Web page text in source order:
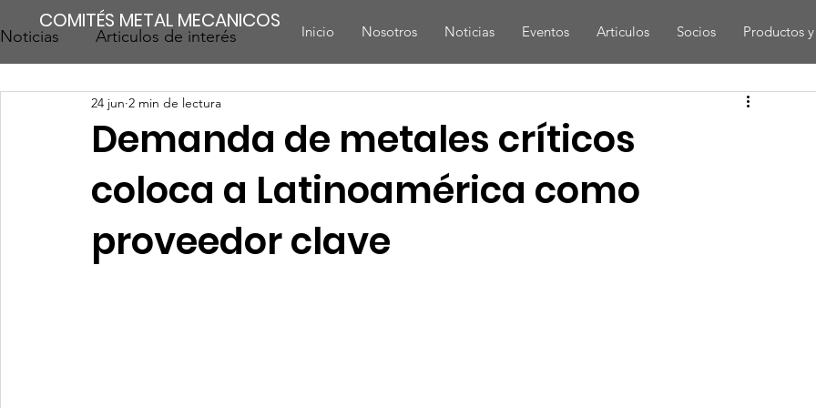
COMITÉS METAL MECANICOS Inicio Nosotros Noticias Eventos Articulos Socios Productos
Noticias Articulos de interés
Demanda de metales críticos
coloca a Latinoamérica como
proveedor clave
24 jun 2 min de lectura